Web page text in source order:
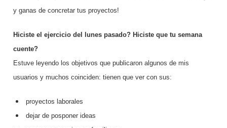
b
o
o
k
A
p
st
n
p
ar
ti
r
y ganas de concretar tus proyectos!
Hiciste el ejercicio del lunes pasado? Hiciste que tu semana
cuente?
Estuve leyendo los objetivos que publicaron algunos de mis
usuarios y muchos coinciden: tienen que ver con sus:
proyectos laborales
dejar de posponer ideas